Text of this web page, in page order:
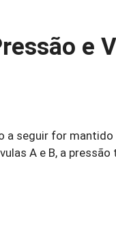
e
a seguir for
A e B, a